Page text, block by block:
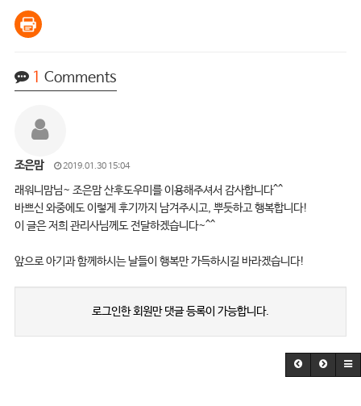
1 Comments
조은맘 2019.01.30 15:04
래워니맘님~ 조은맘 산후도우미를 이용해주셔서 감사합니다^^
바쁘신 와중에도 이렇게 후기까지 남겨주시고, 뿌듯하고 행복합니다!
이 글은 저희 관리사님께도 전달하겠습니다~^^
앞으로 아기과 함께하시는 날들이 행복만 가득하시길 바라겠습니다!
로그인한 회원만 댓글 등록이 가능합니다.